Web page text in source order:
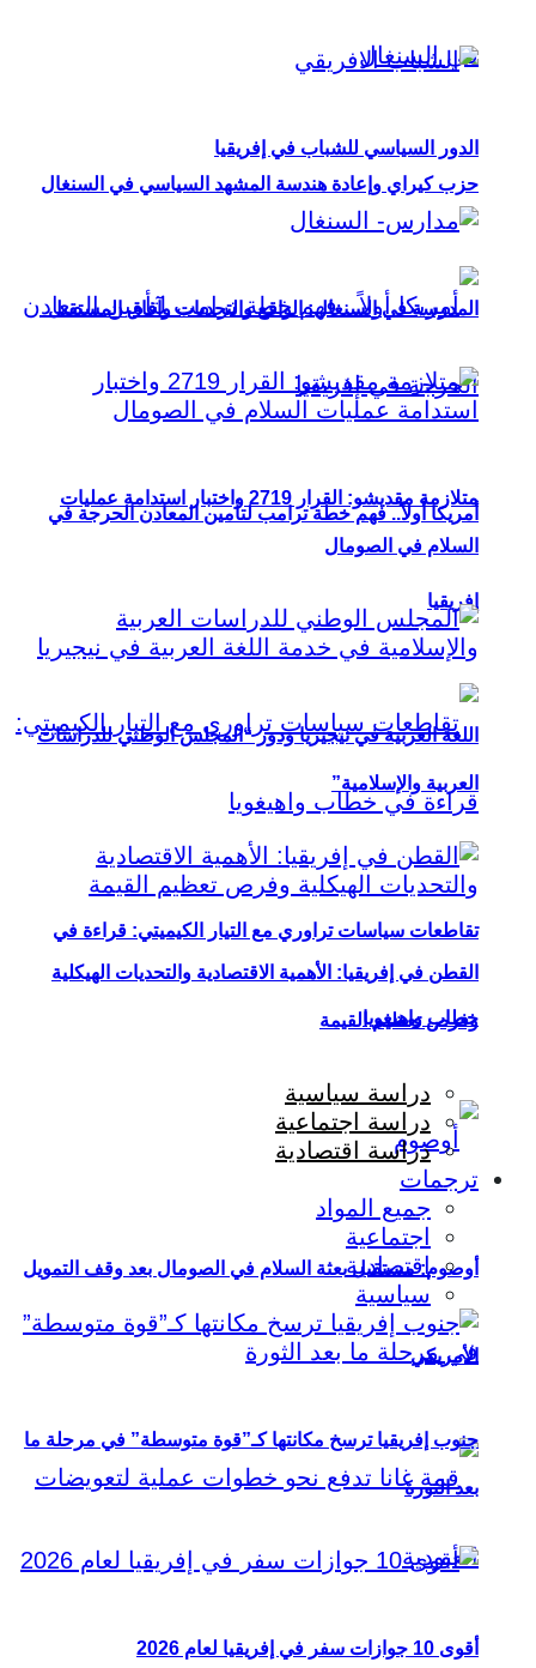
حزب كيراي وإعادة هندسة المشهد السياسي في السنغال
أمريكا أولاً.. فهم خطة ترامب لتأمين المعادن الحرجة في
إفريقيا
تقاطعات سياسات تراوري مع التيار الكيميتي: قراءة في
خطاب واهيغويا
أوصوم: مستقبل بعثة السلام في الصومال بعد وقف التمويل
الأمريكي
الدور السياسي للشباب في إفريقيا
المدرسة في السنغال: الواقع والتحديات وآفاق المستقبل
متلازمة مقديشو: القرار 2719 واختبار استدامة عمليات
السلام في الصومال
اللغة العربية في نيجيريا ودور “المجلس الوطني للدراسات
العربية والإسلامية”
القطن في إفريقيا: الأهمية الاقتصادية والتحديات الهيكلية
وفرص تعظيم القيمة
دراسة سياسية
دراسة اجتماعية
دراسة اقتصادية
ترجمات
جميع المواد
اجتماعية
اقتصادية
سياسية
جنوب إفريقيا ترسخ مكانتها كـ”قوة متوسطة” في مرحلة ما
بعد الثورة
أقوى 10 جوازات سفر في إفريقيا لعام 2026